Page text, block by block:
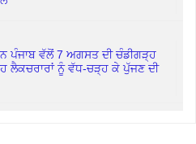
ਪੰਜਾਬ ਵੱਲੋਂ 7 ਅਗਸਤ ਦੀ ਚੰਡੀਗੜ੍ਹ
ਲੈਕਚਰਾਰਾਂ ਨੂੰ ਵੱਧ-ਚੜ੍ਹ ਕੇ ਪੁੱਜਣ ਦੀ